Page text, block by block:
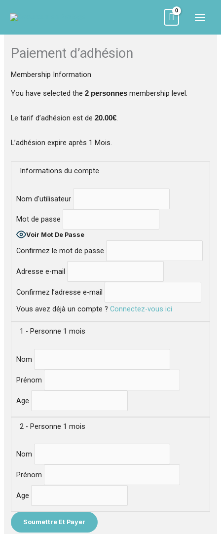
contenu
Paiement d’adhésion
Membership Information
You have selected the2 personnes membership level.
Le tarif d’adhésion est de20.00€.
L’adhésion expire après 1 Mois.
Informations du compte
Nom d'utilisateur
Mot de passe
Voir Mot De Passe
Confirmez le mot de passe
Adresse e-mail
Confirmez l’adresse e-mail
Vous avez déjà un compte ? Connectez-vous ici
1 - Personne 1 mois
Nom
Prénom
Age
2 - Personne 1 mois
Nom
Prénom
Age